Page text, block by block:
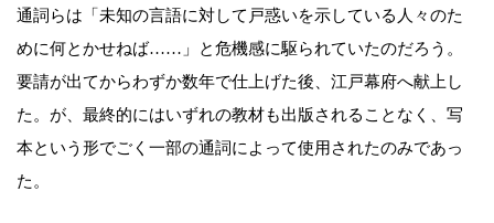
通詞らは「未知の言語に対して戸惑いを示している人々のた
めに何とかせねば……」と危機感に駆られていたのだろう。
要請が出てからわずか数年で仕上げた後、江戸幕府へ献上し
た。が、最終的にはいずれの教材も出版されることなく、写
本という形でごく一部の通詞によって使用されたのみであっ
た。